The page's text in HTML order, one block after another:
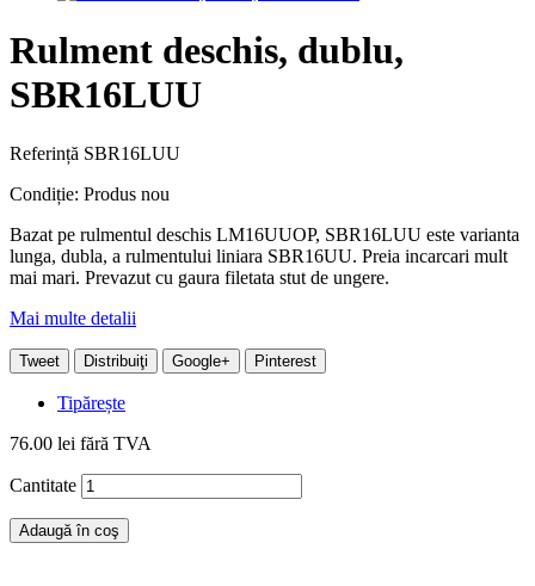
Rulment deschis, dublu,
SBR16LUU
Referință SBR16LUU
Condiție: Produs nou
Bazat pe rulmentul deschis LM16UUOP, SBR16LUU este varianta
lunga, dubla, a rulmentului liniara SBR16UU. Preia incarcari mult
mai mari. Prevazut cu gaura filetata stut de ungere.
Mai multe detalii
Tweet Distribuiţi Google+ Pinterest
Tipărește
76.00 lei fără TVA
Cantitate
Adaugă în coş